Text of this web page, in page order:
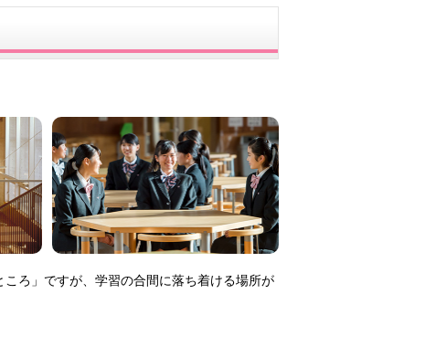
ろ」ですが、学習の合間に落ち着ける場所が